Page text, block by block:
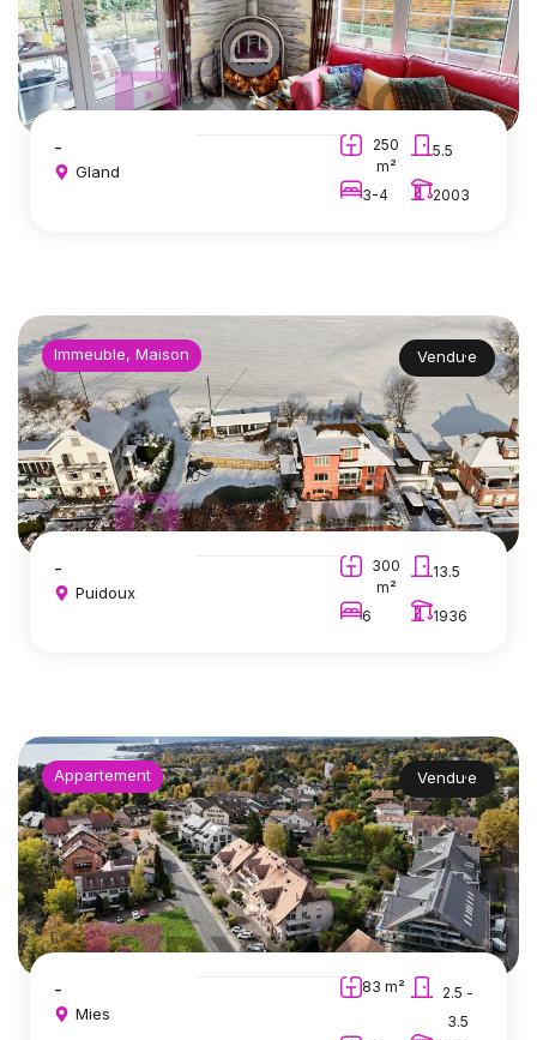
-
Gland
250
m²
5.5
3-4 2003
Immeuble, Maison Vendu·e
-
Puidoux
300
m²
13.5
6 1936
Appartement Vendu·e
-
Mies
83 m²
2.5 -
3.5